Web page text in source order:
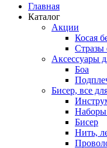
Главная
Каталог
Акции
Косая
Аксессуары
Боа
Бисер, все
Наборы
Бисер
Нить,